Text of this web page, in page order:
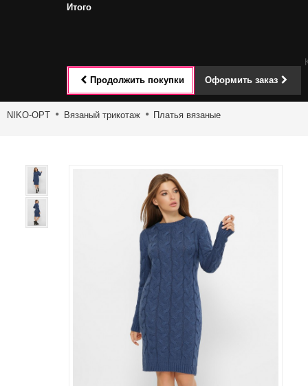
Итого
Продолжить покупки Оформить заказ
Toggle
NIKO-OPT Вязаный трикотаж Платья вязаные